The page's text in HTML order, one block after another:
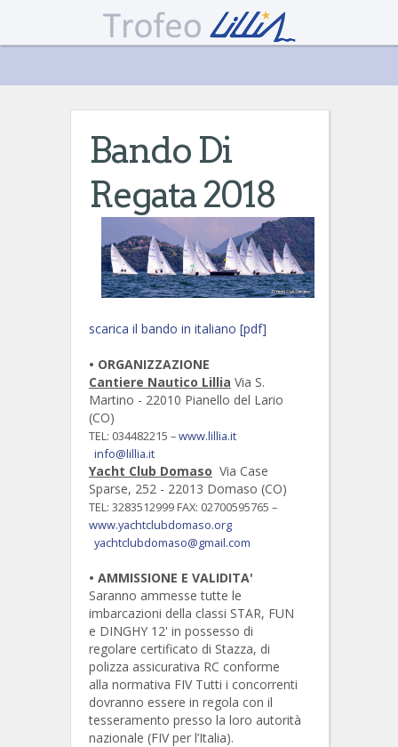
Bando Di
Regata 2018
scarica il bando in italiano [pdf]
• ORGANIZZAZIONE
Cantiere Nautico Lillia Via S.
Martino - 22010 Pianello del Lario
(CO)
TEL: 034482215 –www.lillia.it
info@lillia.it
Yacht Club Domaso Via Case
Sparse, 252 - 22013 Domaso (CO)
TEL: 3283512999 FAX: 02700595765 –
www.yachtclubdomaso.org
yachtclubdomaso@gmail.com
• AMMISSIONE E VALIDITA'
Saranno ammesse tutte le
imbarcazioni della classi STAR, FUN
e DINGHY 12' in possesso di
regolare certificato di Stazza, di
polizza assicurativa RC conforme
alla normativa FIV Tutti i concorrenti
dovranno essere in regola con il
tesseramento presso la loro autorità
nazionale (FIV per l’Italia).